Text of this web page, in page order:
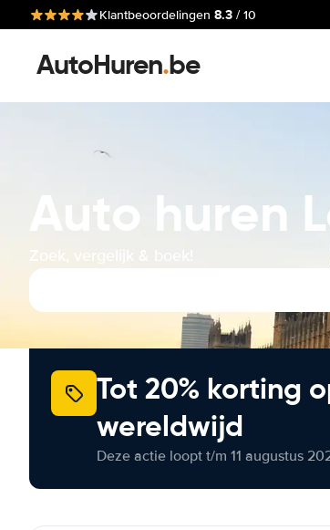
Klantbeoordelingen 8.3 / 10
AutoHuren.be
Auto
Zoek, vergelijk & boek!
Tot 20% korting
wereldwijd
Deze actie loopt t/m 11 augustus